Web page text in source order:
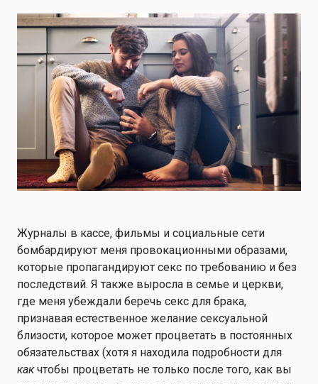
Журналы в кассе, фильмы и социальные сети
бомбардируют меня провокационными образами,
которые пропагандируют секс по требованию и без
последствий. Я также выросла в семье и церкви,
где меня убеждали беречь секс для брака,
признавая естественное желание сексуальной
близости, которое может процветать в постоянных
обязательствах (хотя я находила подробности для
какчтобы процветать не только после того, как вы